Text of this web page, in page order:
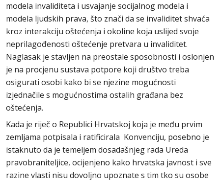
modela invaliditeta i usvajanje socijalnog modela i
modela ljudskih prava, što znači da se invaliditet shvaća
kroz interakciju oštećenja i okoline koja uslijed svoje
neprilagođenosti oštećenje pretvara u invaliditet.
Naglasak je stavljen na preostale sposobnosti i oslonjen
je na procjenu sustava potpore koji društvo treba
osigurati osobi kako bi se njezine mogućnosti
izjednačile s mogućnostima ostalih građana bez
oštećenja.
Kada je riječ o Republici Hrvatskoj koja je među prvim
zemljama potpisala i ratificirala Konvenciju, posebno je
istaknuto da je temeljem dosadašnjeg rada Ureda
pravobraniteljice, ocijenjeno kako hrvatska javnost i sve
razine vlasti nisu dovoljno upoznate s tim tko su osobe